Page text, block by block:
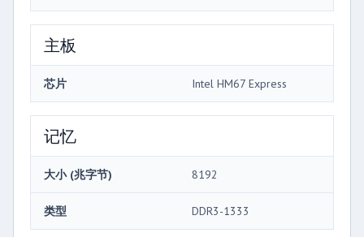
主板
芯片 Intel HM67 Express
记忆
大小 (兆字节) 8192
类型 DDR3-1333